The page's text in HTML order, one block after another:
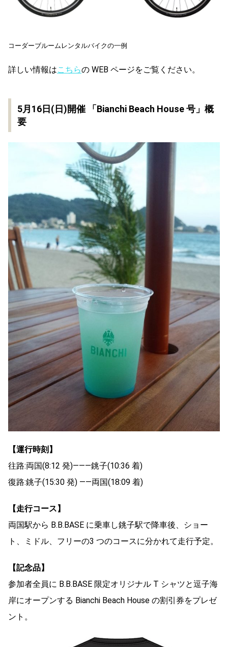
コーダーブルームレンタルバイクの一例
詳しい情報はこちらの WEB ページをご覧ください。
5月16日(日)開催 「Bianchi Beach House 号」概
要
【運行時刻】
往路:両国(8:12 発)―――銚子(10:36 着)
復路:銚子(15:30 発) ――両国(18:09 着)
【走行コース】
両国駅から B.B.BASE に乗車し銚子駅で降車後、ショー
ト、ミドル、フリーの3 つのコースに分かれて走行予定。
【記念品】
参加者全員に B.B.BASE 限定オリジナル T シャツと逗子海
岸にオープンする Bianchi Beach House の割引券をプレゼ
ント。